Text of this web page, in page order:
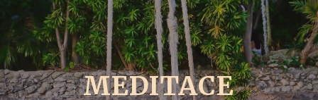
MEDITACE